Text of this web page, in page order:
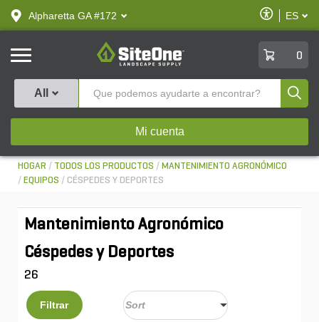
text.skipToContent
text.skipToNavigation
Alpharetta GA #172
Habilitar
ES
SiteOne
0
All
Mi cuenta
HOGAR TODOS LOS PRODUCTOS
MANTENIMIENTO AGRONÓMICO
EQUIPOS
CÉSPEDES Y DEPORTES
Mantenimiento Agronómico
Céspedes y Deportes
26
Filtrar